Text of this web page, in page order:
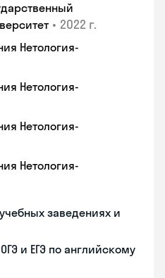
• 2022 г.
Нетология-
Нетология-
Нетология-
Нетология-
заведениях и
и ЕГЭ по английскому